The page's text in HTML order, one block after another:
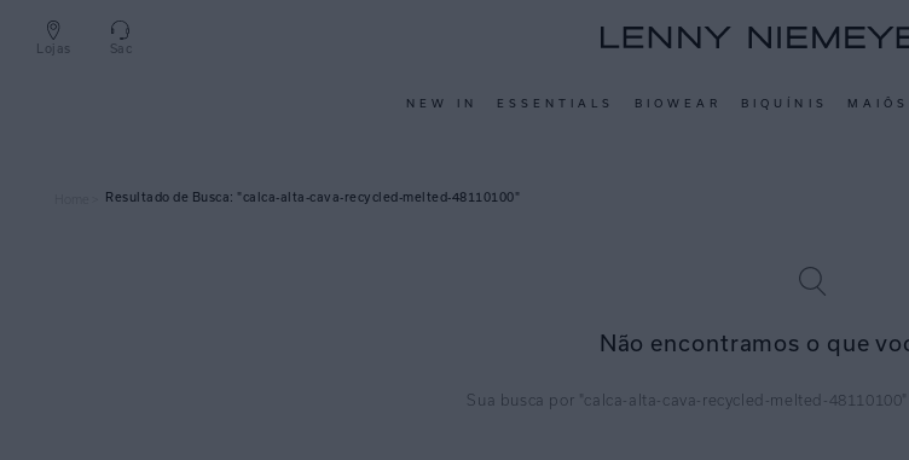
Lojas Sac
NEW IN ESSENTIALS BIOWEAR BIQUÍNIS MAIÔS
calca-alta-cava-recycled-melted-48110100
Não encontramos o que
calca-alta-cava-recycled-melted-48110100